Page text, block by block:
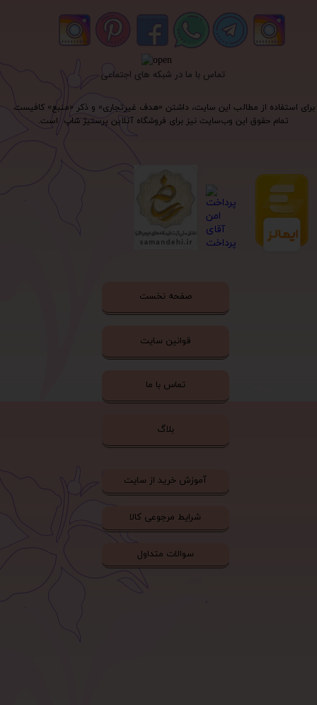
برای استفاده از مطالب این سایت، داشتن «هدف غیرتجاری» و ذکر «منبع» کافیست.
تمام حقوق اين وب‌سايت نیز برای فروشگاه آنلاین پرستیژ شاپ است.
تماس با ما در شبکه های اجتماعی
صفحه نخست
قوانین سایت
تماس با ما
بلاگ
آموزش خرید از سایت
شرایط مرجوعی کالا
سوالات متداول